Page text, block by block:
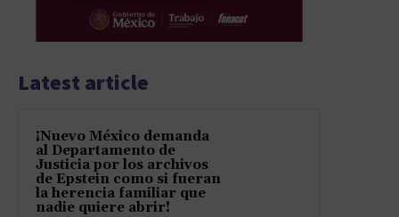
Latest article
¡Nuevo México demanda
al Departamento de
Justicia por los archivos
de Epstein como si fueran
la herencia familiar que
nadie quiere abrir!